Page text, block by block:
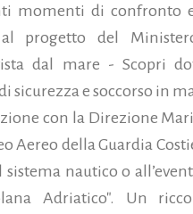
momenti di confronto
progetto del
dal mare - Scopri
sicurezza e soccorso in
con la Direzione
Aereo della Guardia
sistema nautico o
Adriatico". Un